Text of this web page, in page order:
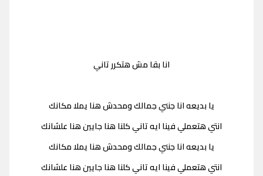
انا بقا مش هتكرر تاني
يا بديعه انا جنني جمالك ومحدش هنا يملا مكانك
انتي هتعملي فينا ايه تاني كلنا هنا جايين هنا علشانك
يا بديعه انا جنني جمالك ومحدش هنا يملا مكانك
انتي هتعملي فينا ايه تاني كلنا هنا جايين هنا علشانك